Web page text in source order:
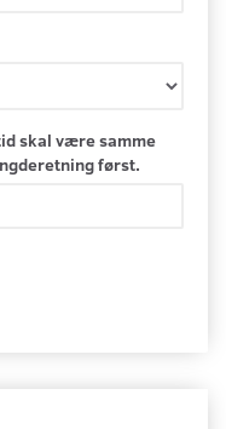
skal være samme
først.